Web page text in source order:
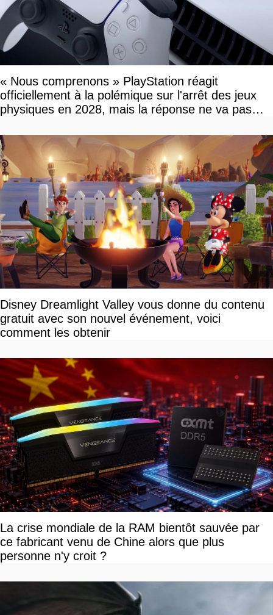
« Nous comprenons » PlayStation réagit
officiellement à la polémique sur l'arrêt des jeux
physiques en 2028, mais la réponse ne va pas
Disney Dreamlight Valley vous donne du contenu
gratuit avec son nouvel événement, voici
comment les obtenir
La crise mondiale de la RAM bientôt sauvée par
ce fabricant venu de Chine alors que plus
personne n'y croit ?